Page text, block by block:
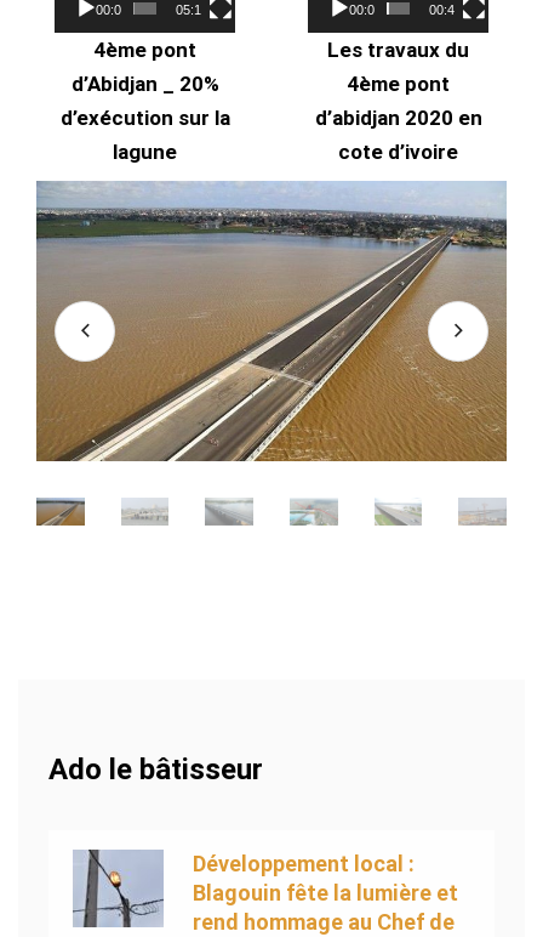
Ado le bâtisseur
Développement local :
Blagouin fête la lumière et
rend hommage au Chef de
00:00 05:15
4ème pont
d’Abidjan _ 20%
d’exécution sur la
lagune
00:00 00:48
Les travaux du
4ème pont
d’abidjan 2020 en
cote d’ivoire